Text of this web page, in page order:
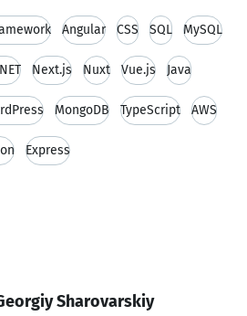
Angular CSS SQL MySQL
Next.js Nuxt Vue.js Java
MongoDB TypeScript AWS
Express
Sharovarskiy